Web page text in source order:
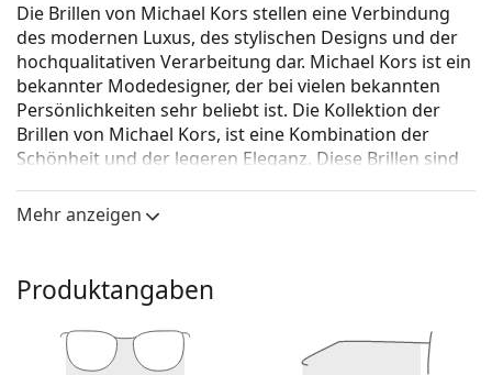
Die Brillen von Michael Kors stellen eine Verbindung
des modernen Luxus, des stylischen Designs und der
hochqualitativen Verarbeitung dar. Michael Kors ist ein
bekannter Modedesigner, der bei vielen bekannten
Persönlichkeiten sehr beliebt ist. Die Kollektion der
Brillen von Michael Kors, ist eine Kombination der
Schönheit und der legeren Eleganz. Diese Brillen sind
außergewöhnliche Verbindungen des einmaligen Stils,
Farben und hochqualitativer Materialien liebt.
für Frauen.
Brillenfassung
Die silberne Farbe der Brillenfassung passt perfekt
Mehr anzeigen
Produktangaben